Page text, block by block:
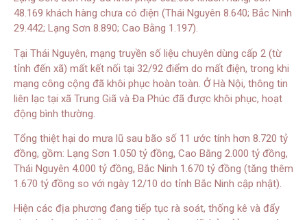
48.169 khách hàng chưa có điện (Thái Nguyên 8.640; Bắc Ninh
29.442; Lạng Sơn 8.890; Cao Bằng 1.197).
Tại Thái Nguyên, mạng truyền số liệu chuyên dùng cấp 2 (từ
tỉnh đến xã) mất kết nối tại 32/92 điểm do mất điện, trong khi
mạng công cộng đã khôi phục hoàn toàn. Ở Hà Nội, thông tin
liên lạc tại xã Trung Giã và Đa Phúc đã được khôi phục, hoạt
động bình thường.
Tổng thiệt hại do mưa lũ sau bão số 11 ước tính hơn 8.720 tỷ
đồng, gồm: Lạng Sơn 1.050 tỷ đồng, Cao Bằng 2.000 tỷ đồng,
Thái Nguyên 4.000 tỷ đồng, Bắc Ninh 1.670 tỷ đồng (tăng thêm
1.670 tỷ đồng so với ngày 12/10 do tỉnh Bắc Ninh cập nhật).
Hiện các địa phương đang tiếp tục rà soát, thống kê và đẩy